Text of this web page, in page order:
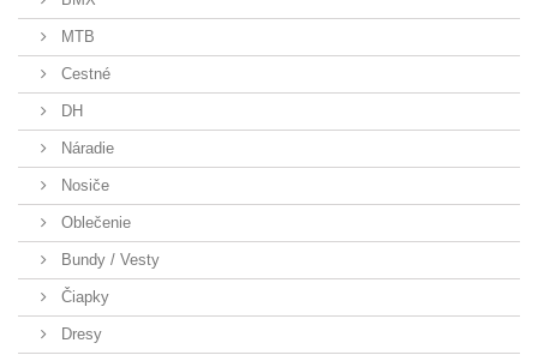
MTB
Cestné
DH
Náradie
Nosiče
Oblečenie
Bundy / Vesty
Čiapky
Dresy